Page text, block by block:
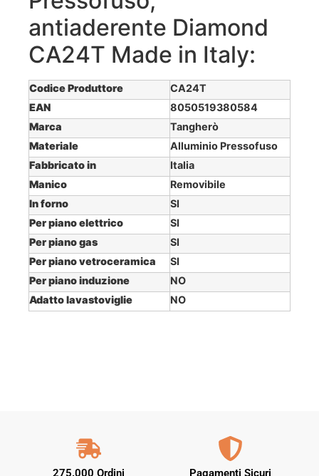
antiaderente Diamond
CA24T Made in Italy:
Codice Produttore
CA24T
EAN
8050519380584
Marca
Tangherò
Materiale
Alluminio Pressofuso
Fabbricato in
Italia
Manico
Removibile
In forno
SI
Per piano elettrico
SI
Per piano gas
SI
Per piano vetroceramica
SI
Per piano induzione
NO
Adatto lavastoviglie
NO
275.000 Ordini Pagamenti Sicuri